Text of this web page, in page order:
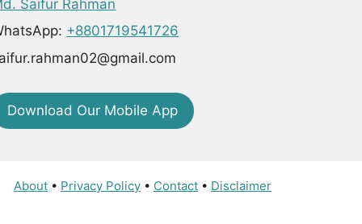
Saifur Rahman
+8801719541726
Download Our Mobile App
About • Privacy Policy • Contact • Disclaimer